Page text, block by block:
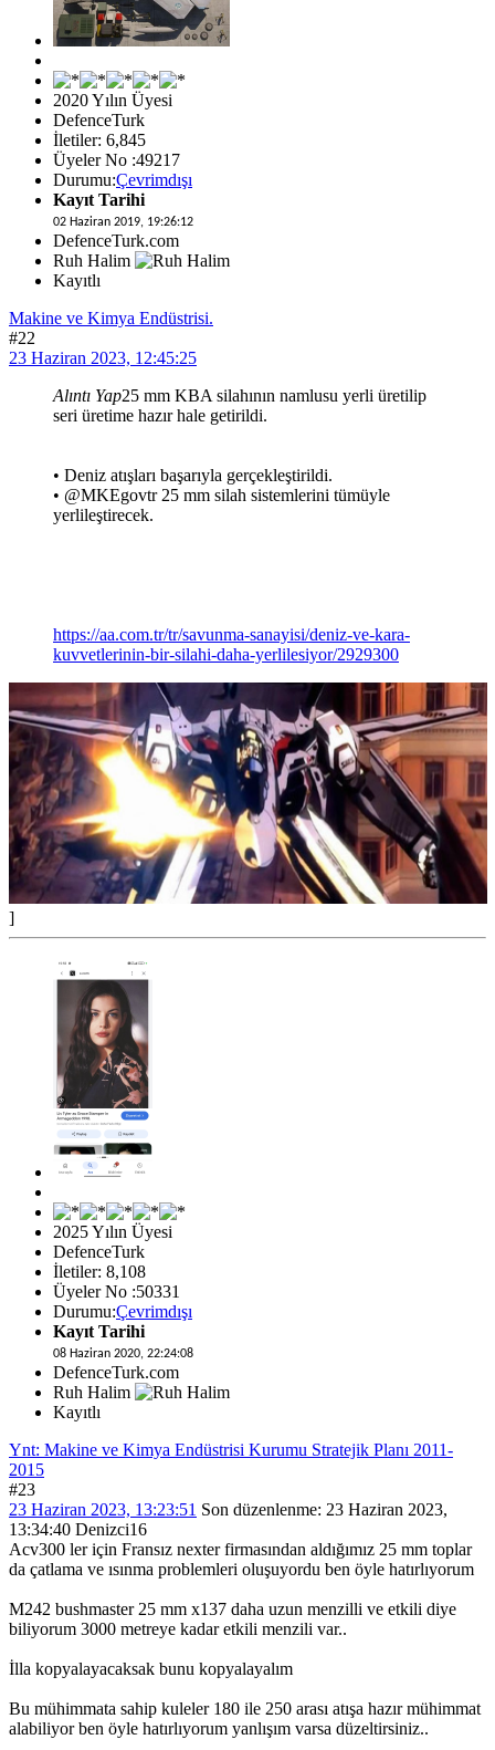
2020 Yılın Üyesi
DefenceTurk
İletiler: 6,845
Üyeler No :49217
Durumu:Çevrimdışı
Kayıt Tarihi
02 Haziran 2019, 19:26:12
DefenceTurk.com
Ruh Halim
Kayıtlı
Makine ve Kimya Endüstrisi.
#22
23 Haziran 2023, 12:45:25
Alıntı Yap25 mm KBA silahının namlusu yerli üretilip
seri üretime hazır hale getirildi.
• Deniz atışları başarıyla gerçekleştirildi.
• @MKEgovtr 25 mm silah sistemlerini tümüyle
yerlileştirecek.
https://aa.com.tr/tr/savunma-sanayisi/deniz-ve-kara-
kuvvetlerinin-bir-silahi-daha-yerlilesiyor/2929300
]
2025 Yılın Üyesi
DefenceTurk
İletiler: 8,108
Üyeler No :50331
Durumu:Çevrimdışı
Kayıt Tarihi
08 Haziran 2020, 22:24:08
DefenceTurk.com
Ruh Halim
Kayıtlı
Ynt: Makine ve Kimya Endüstrisi Kurumu Stratejik Planı 2011-
2015
#23
23 Haziran 2023, 13:23:51 Son düzenlenme: 23 Haziran 2023,
13:34:40 Denizci16
Acv300 ler için Fransız nexter firmasından aldığımız 25 mm toplar
da çatlama ve ısınma problemleri oluşuyordu ben öyle hatırlıyorum
M242 bushmaster 25 mm x137 daha uzun menzilli ve etkili diye
biliyorum 3000 metreye kadar etkili menzili var..
İlla kopyalayacaksak bunu kopyalayalım
Bu mühimmata sahip kuleler 180 ile 250 arası atışa hazır mühimmat
alabiliyor ben öyle hatırlıyorum yanlışım varsa düzeltirsiniz..